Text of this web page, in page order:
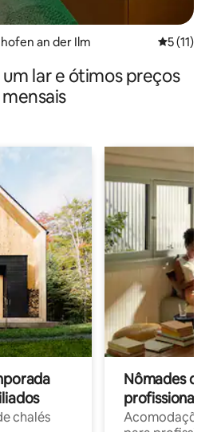
an der Ilm 5 de uma
5 (11)
lar e ótimos preços
mensais
chalés
Nômades
profissionais